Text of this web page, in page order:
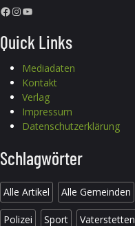
Facebook InstagramYouTube
Quick Links
Mediadaten
Kontakt
Verlag
Impressum
Datenschutzerklärung
Schlagwörter
Alle Artikel Alle Gemeinden
Polizei Sport Vaterstetten